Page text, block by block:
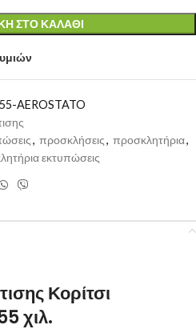
ΣΤΟ ΚΑΛΆΘΙ
AEROSTATO
, προσκλήσεις, προσκλητήρια,
εκτυπώσεις
Κορίτσι
χιλ.